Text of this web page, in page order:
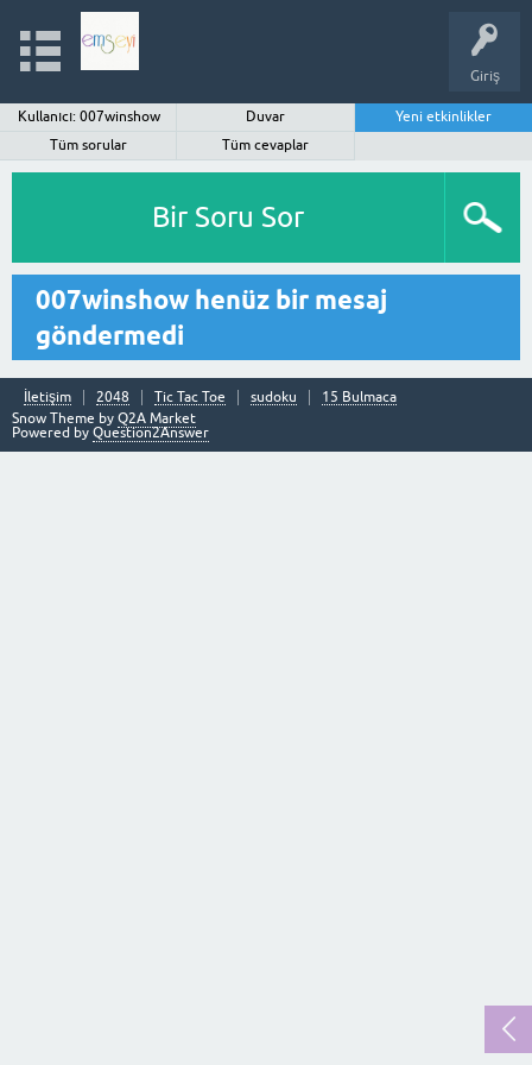
Giriş
Kullanıcı: 007winshow Duvar
Yeni etkinlikler
Tüm sorular
Tüm cevaplar
Bir Soru Sor
007winshow henüz bir mesaj
göndermedi
İletişim 2048 Tic Tac Toe sudoku
15 Bulmaca
Snow Theme by Q2A Market
Powered by Question2Answer